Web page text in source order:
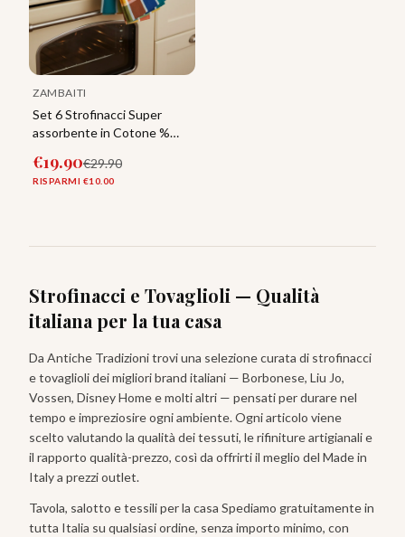
ZAMBAITI
Set 6 Strofinacci Super
assorbente in Cotone %
€19.90€29.90
RISPARMI €10.00
Strofinacci e Tovaglioli — Qualità
italiana per la tua casa
Da Antiche Tradizioni trovi una selezione curata di strofinacci
e tovagliolidei migliori brand italiani — Borbonese, Liu Jo,
Vossen, Disney Home e molti altri — pensati per durare nel
tempo e impreziosire ogni ambiente. Ogni articolo viene
scelto valutando la qualità dei tessuti, le rifiniture artigianali e
il rapporto qualità-prezzo, così da offrirti il meglio del Made in
Italy a prezzi outlet.
Tavola, salotto e tessili per la casa Spediamo gratuitamente in
tutta Italia su qualsiasi ordine, senza importo minimo, con